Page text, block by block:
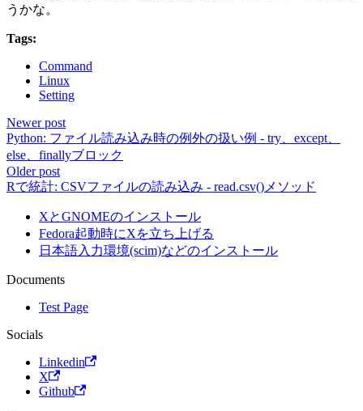
うかな。
Tags:
Command
Linux
Setting
Newer post
Python: ファイル読み込み時の例外の扱い例 - try、except、
else、finallyブロック
Older post
Rで統計: CSVファイルの読み込み - read.csv()メソッド
XとGNOMEのインストール
Fedora起動時にXを立ち上げる
日本語入力環境(scim)などのインストール
Documents
Test Page
Socials
Linkedin
X
Github